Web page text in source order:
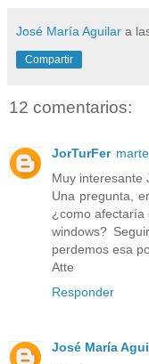
José María Aguilar a
Compartir
12 comentarios:
JorTurFer
Muy interesante
Una pregunta,
¿como afectaría
windows?
perdemos esa
Atte
Responder
José María